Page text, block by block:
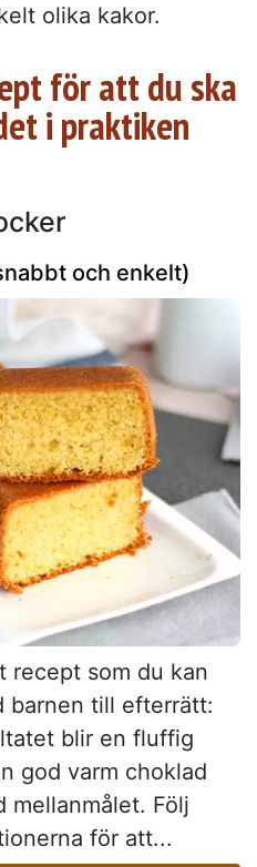
olika kakor.
för att du ska
i praktiken
och enkelt)
recept som du kan
barnen till efterrätt:
blir en fluffig
god varm choklad
mellanmålet. Följ
för att...